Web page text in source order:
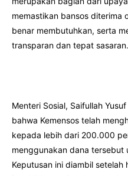
memastikan bansos diterima
benar membutuhkan, serta
transparan dan tepat sasaran.
Menteri Sosial, Saifullah
bahwa Kemensos telah
kepada lebih dari 200.000
menggunakan dana tersebut
Keputusan ini diambil